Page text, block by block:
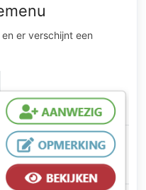
er verschijnt een